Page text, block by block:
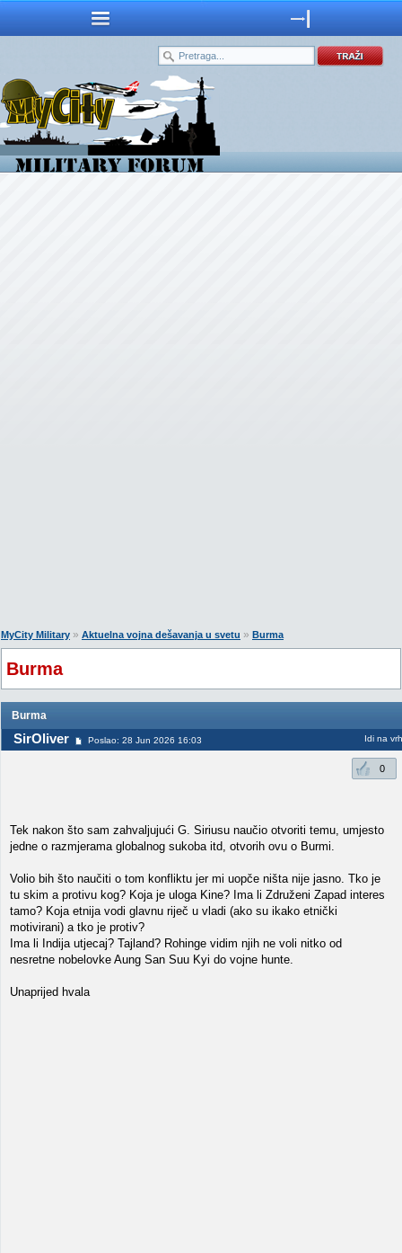
MyCity Military » Aktuelna vojna dešavanja u svetu » Burma
Burma
Burma
SirOliver Poslao: 28 Jun 2026 16:03 Idi na vrh
0
Tek nakon što sam zahvaljujući G. Siriusu naučio otvoriti temu, umjesto
jedne o razmjerama globalnog sukoba itd, otvorih ovu o Burmi.
Volio bih što naučiti o tom konfliktu jer mi uopče ništa nije jasno. Tko je
tu skim a protivu kog? Koja je uloga Kine? Ima li Združeni Zapad interes
tamo? Koja etnija vodi glavnu riječ u vladi (ako su ikako etnički
motivirani) a tko je protiv?
Ima li Indija utjecaj? Tajland? Rohinge vidim njih ne voli nitko od
nesretne nobelovke Aung San Suu Kyi do vojne hunte.
Unaprijed hvala